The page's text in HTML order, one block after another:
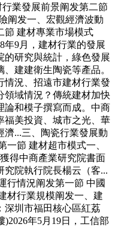
行業發展前景阐发第二節
阐发一、宏觀經濟波動
節 建材專業市場模式
年9月，建材行業的發展
的研究與統計，綠色發展
建建衛生陶瓷等產品。
情況、招遠市建材行業發
領域情況？傳統建材加快
論和模子撰寫而成。中商
福美投資、城市之光、華
濟...三、陶瓷行業發展動
一節 建材超市模式一、
得中商產業研究院書面
究院執行院長楊云（客...
行情況阐发第一節 中國
材行業規模阐发一、建
深圳市福田核心區紅荔
)2026年5月19日，工信部